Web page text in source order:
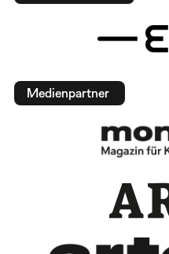
Medienpartner